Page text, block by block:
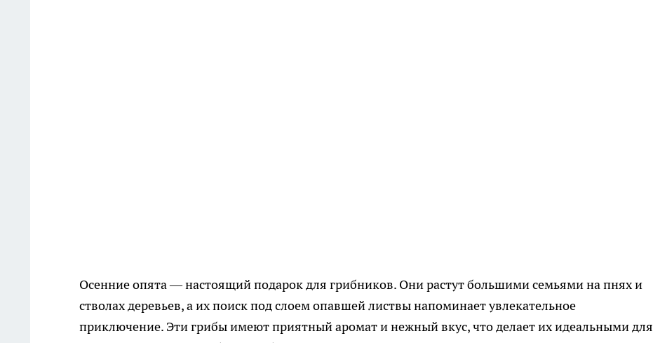
Осенние опята — настоящий подарок для грибников. Они растут большими семьями на пнях и
стволах деревьев, а их поиск под слоем опавшей листвы напоминает увлекательное
приключение. Эти грибы имеют приятный аромат и нежный вкус, что делает их идеальными для